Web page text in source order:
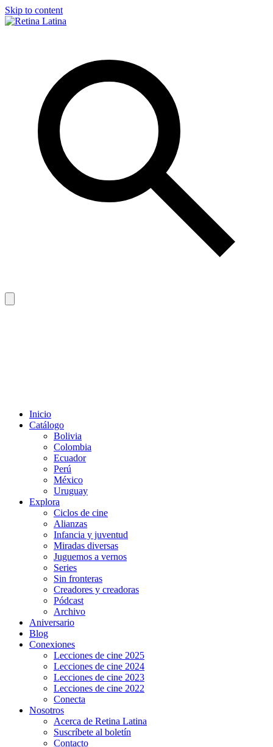
Skip to content
Inicio
Catálogo
Bolivia
Colombia
Ecuador
Perú
México
Uruguay
Explora
Ciclos de cine
Alianzas
Infancia y juventud
Miradas diversas
Juguemos a vernos
Series
Sin fronteras
Creadores y creadoras
Pódcast
Archivo
Aniversario
Blog
Conexiones
Lecciones de cine 2025
Lecciones de cine 2024
Lecciones de cine 2023
Lecciones de cine 2022
Conecta
Nosotros
Acerca de Retina Latina
Suscríbete al boletín
Contacto